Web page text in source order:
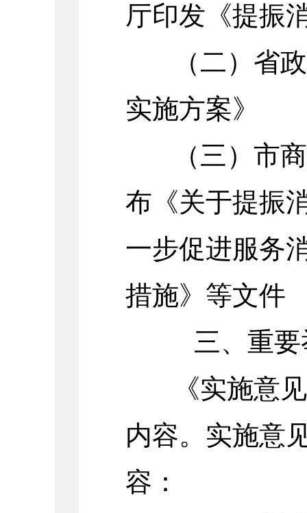
厅印发《提振
（二）省政
实施方案》
（三）市商
布《关于提振
一步促进服务
措施》等文件
三、重
《实施意见
内容。实施意
容：